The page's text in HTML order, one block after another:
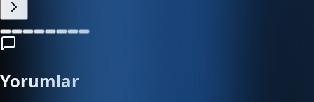
Yorumlar